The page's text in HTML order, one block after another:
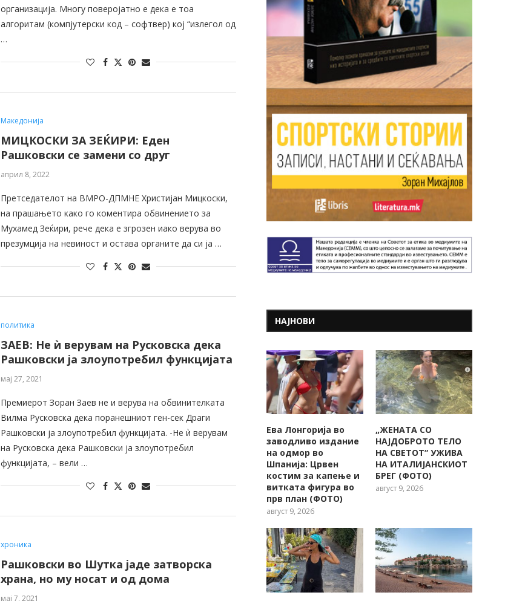
организација. Многу поверојатно е дека е тоа
алгоритам (компјутерски код – софтвер) кој “излегол од
…
Македонија
МИЦКОСКИ ЗА ЗЕЌИРИ: Еден
Рашковски се замени со друг
април 8, 2022
Претседателот на ВМРО-ДПМНЕ Христијан Мицкоски,
на прашањето како го коментира обвинението за
Мухамед Зеќири, рече дека е згрозен иако верува во
презумција на невиност и остава органите да си ја …
политика
ЗАЕВ: Не ѝ верувам на Русковска дека
Рашковски ја злоупотребил функцијата
мај 27, 2021
Премиерот Зоран Заев не и верува на обвинителката
Вилма Русковска дека поранешниот ген-сек Драги
Рашковски ја злоупотребил функцијата. -Не ѝ верувам
на Русковска дека Рашковски ја злоупотребил
функцијата, – вели …
хроника
Рашковски во Шутка јаде затворска
храна, но му носат и од дома
мај 7, 2021
НАЈНОВИ
Ева Лонгорија во
заводливо издание
на одмор во
Шпанија: Црвен
костим за капење и
витката фигура во
прв план (ФОТО)
август 9, 2026
„ЖЕНАТА СО
НАЈДОБРОТО ТЕЛО
НА СВЕТОТ“ УЖИВА
НА ИТАЛИЈАНСКИОТ
БРЕГ (ФОТО)
август 9, 2026